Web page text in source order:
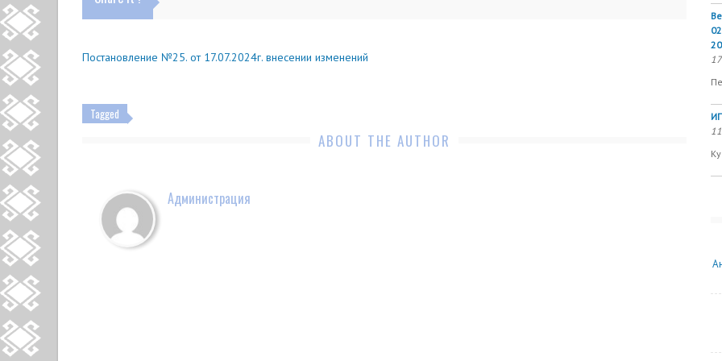
Постановление №25. от 17.07.2024г. внесении изменений
Tagged
ABOUT THE AUTHOR
Администрация